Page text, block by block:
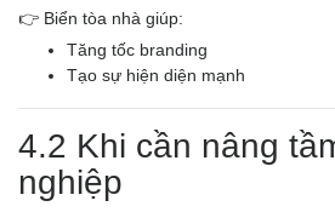
👉 Biển tòa nhà giúp:
Tăng tốc branding
Tạo sự hiện diện mạnh
4.2 Khi cần nâng
nghiệp